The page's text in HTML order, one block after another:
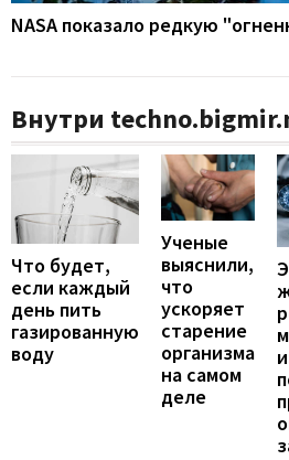
NASA показало редкую
Внутри
Что будет,
если каждый
день пить
газированную
воду
Ученые
выяснили,
что
ускоряет
старение
организма
на самом
деле